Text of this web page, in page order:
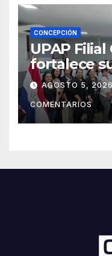
CONCEPCIÓN
UPAP
fortalece
Prof. Dr.
referente
de Sevilla
AGOSTO 5, 2026
COMENTARIOS